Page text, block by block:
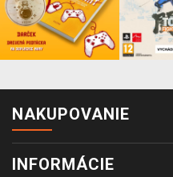
NAKUPOVANIE
INFORMÁCIE